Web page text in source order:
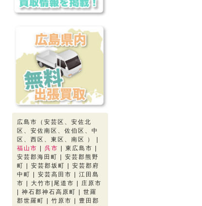
広島市（安芸区、安佐北
区、安佐南区、佐伯区、中
区、西区、東区、南区 ） |
福山市
呉市
| 東広島市 |
安芸郡海田町 | 安芸郡熊野
町 | 安芸郡坂町 | 安芸郡府
中町 | 安芸高田市 | 江田島
市 | 大竹市|尾道市 | 庄原市
| 神石郡神石高原町 | 世羅
郡世羅町 | 竹原市 | 豊田郡